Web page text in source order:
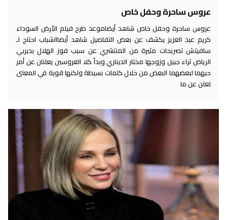
عروس ساحرة وحفل خاص
عروس ساحرة وحفل خاص شاهد أيضاموعد طرح فيلم الأرض السوداء
كريم عبد العزيز يكشف عن بعض التفاصيل شاهد أيضاالشباب احتاج لـ
سافيتش تصريحات مثيرة من المنتشري عن سبب فوز الهلال بديربي
الرياض ثراء جبيل وزوجها مختار الديناري وبدأ كلا العروسين يعلنان عن أمر
حبهما لبعضهما البعض من خلال كلمات بسيطة ولكنها قوية في المعنى
تعلن عن ما